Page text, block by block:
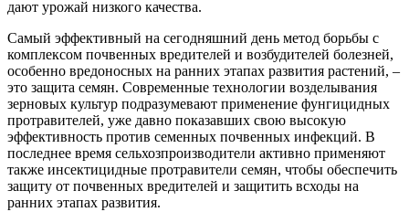
дают урожай низкого качества.
Самый эффективный на сегодняшний день метод борьбы с
комплексом почвенных вредителей и возбудителей болезней,
особенно вредоносных на ранних этапах развития растений, –
это защита семян. Современные технологии возделывания
зерновых культур подразумевают применение фунгицидных
протравителей, уже давно показавших свою высокую
эффективность против семенных почвенных инфекций. В
последнее время сельхозпроизводители активно применяют
также инсектицидные протравители семян, чтобы обеспечить
защиту от почвенных вредителей и защитить всходы на
ранних этапах развития.